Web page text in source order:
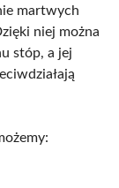
martwych
niej można
stóp, a jej